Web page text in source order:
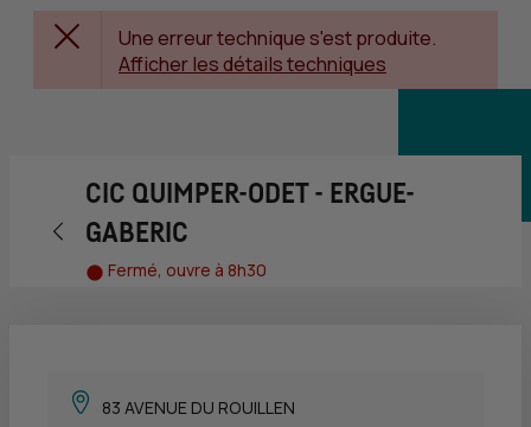
Une erreur technique s'est produite.
Afficher les détails techniques
Retour vers la page précédente
CIC QUIMPER-ODET - ERGUE-
GABERIC
Fermé, ouvre à 8h30
83 AVENUE DU ROUILLEN